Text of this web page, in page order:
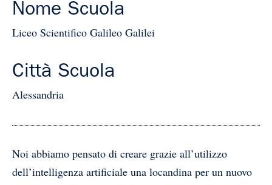
Nome Scuola
Liceo Scientifico Galileo Galilei
Città Scuola
Alessandria
Noi abbiamo pensato di creare grazie all’utilizzo
dell’intelligenza artificiale una locandina per un nuovo